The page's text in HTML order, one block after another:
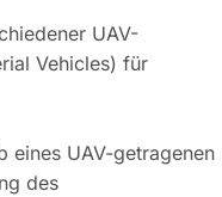
UAV-
Vehicles) für
eines UAV-getragenen
des